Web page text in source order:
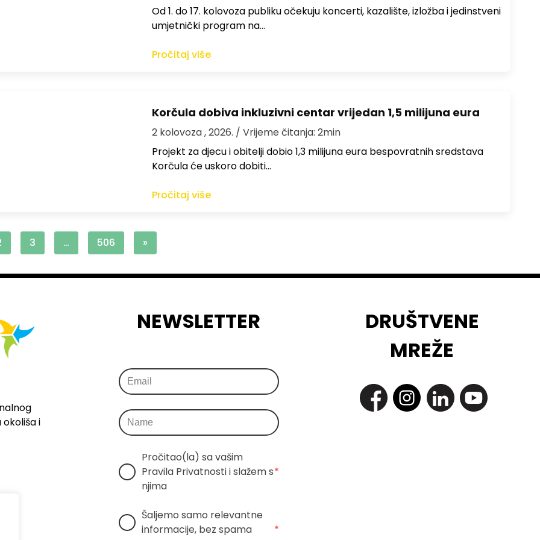
Od 1. do 17. kolovoza publiku očekuju koncerti, kazalište, izložba i jedinstveni
umjetnički program na…
Pročitaj više
Korčula dobiva inkluzivni centar vrijedan 1,5 milijuna eura
2 kolovoza , 2026. / Vrijeme čitanja: 2min
Projekt za djecu i obitelji dobio 1,3 milijuna eura bespovratnih sredstava
Korčula će uskoro dobiti…
Pročitaj više
3 … 506 »
i
NEWSLETTER
Pročitao(la) sa vašim
Pravila Privatnosti i slažem s
njima
*
Šaljemo samo relevantne
informacije, bez spama
*
DRUŠTVENE
MREŽE